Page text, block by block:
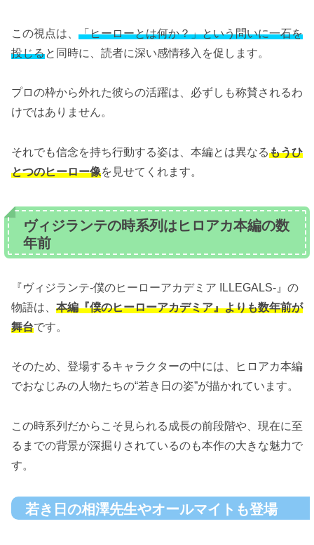
この視点は、 「ヒーローとは何か？」という問いに一石を
投じると同時に、読者に深い感情移入を促します。
プロの枠から外れた彼らの活躍は、必ずしも称賛されるわ
けではありません。
それでも信念を持ち行動する姿は、本編とは異なるもうひ
とつのヒーロー像を見せてくれます。
ヴィジランテの時系列はヒロアカ本編の数
年前
『ヴィジランテ-僕のヒーローアカデミア ILLEGALS-』の
物語は、 本編『僕のヒーローアカデミア』よりも数年前が
舞台です。
そのため、登場するキャラクターの中には、ヒロアカ本編
でおなじみの人物たちの“若き日の姿”が描かれています。
この時系列だからこそ見られる成長の前段階や、現在に至
るまでの背景が深掘りされているのも本作の大きな魅力で
す。
若き日の相澤先生やオールマイトも登場